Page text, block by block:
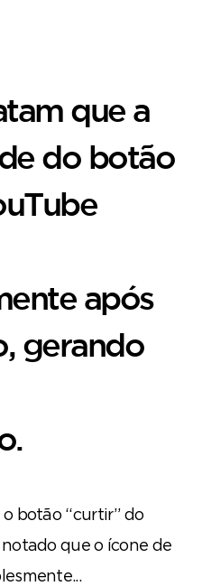
que a
do botão
após
gerando
botão “curtir” do
que o ícone de